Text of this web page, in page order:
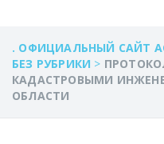
. ОФИЦИАЛЬНЫЙ САЙТ
БЕЗ РУБРИКИ >
КАДАСТРОВЫМИ
ОБЛАСТИ